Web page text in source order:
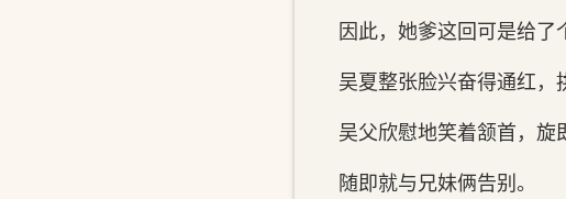
因此，她爹这回可是给了
吴夏整张脸兴奋得通红，
吴父欣慰地笑着颔首，旋
随即就与兄妹俩告别。